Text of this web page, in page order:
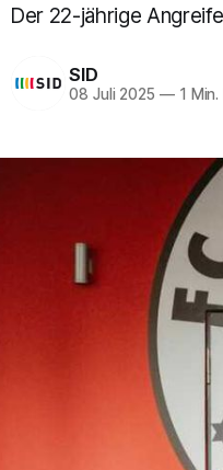
Der 22-jährige
SID
08 Juli 2025 —1 Min.